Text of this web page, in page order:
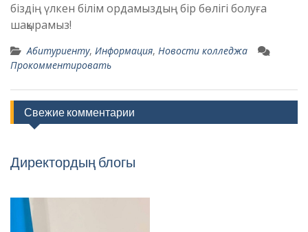
біздің үлкен білім ордамыздың бір бөлігі болуға
шақырамыз!
Абитуриенту, Информация, Новости колледжа
Прокомментировать
Свежие комментарии
Директордың блогы